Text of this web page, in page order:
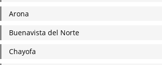
Arona
Buenavista del Norte
Chayofa